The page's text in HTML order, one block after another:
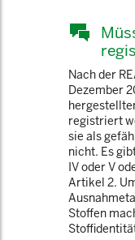
Nach der
Dezember
registriert
sie als
nicht. Es
IV oder V
Artikel 2.
Stoffen